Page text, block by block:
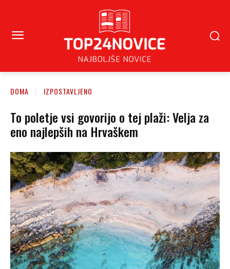
DOMA IZPOSTAVLJENO
To poletje vsi govorijo o tej plaži: Velja za
eno najlepših na Hrvaškem